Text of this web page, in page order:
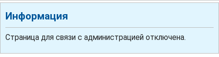
Информация
Страница для связи с администрацией отключена.